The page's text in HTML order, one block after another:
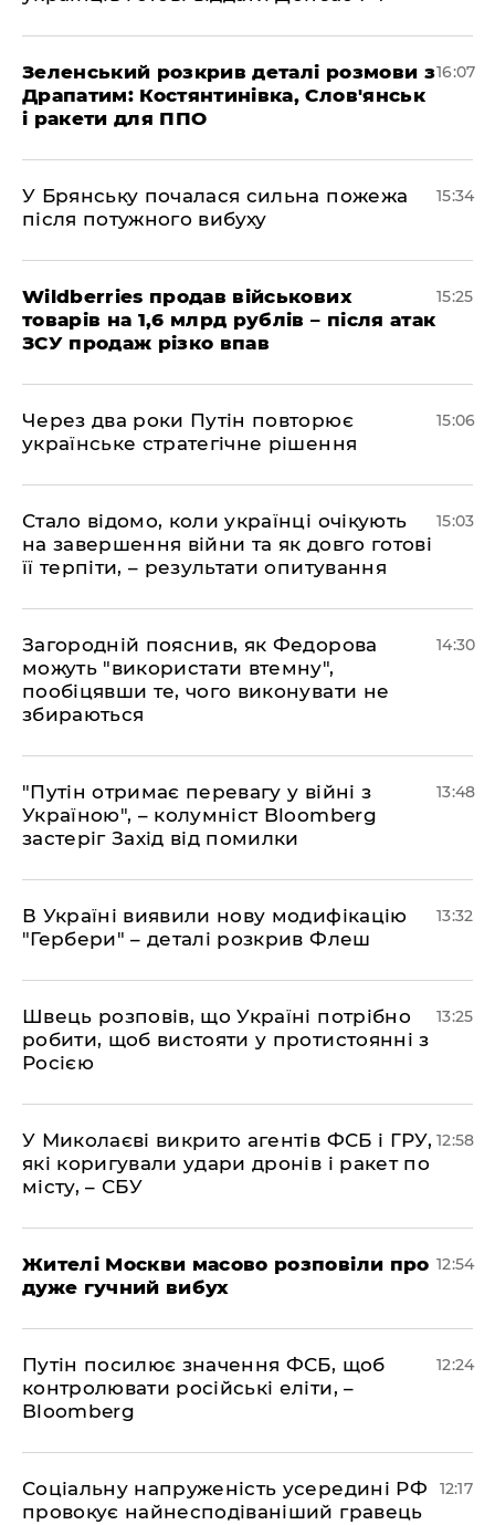
Зеленський розкрив деталі розмови з
Драпатим: Костянтинівка, Слов'янськ
і ракети для ППО
16:07
У Брянську почалася сильна пожежа
після потужного вибуху
15:34
Wildberries продав військових
товарів на 1,6 млрд рублів – після атак
ЗСУ продаж різко впав
15:25
Через два роки Путін повторює
українське стратегічне рішення
15:06
Стало відомо, коли українці очікують
на завершення війни та як довго готові
її терпіти, – результати опитування
15:03
Загородній пояснив, як Федорова
можуть "використати втемну",
пообіцявши те, чого виконувати не
збираються
14:30
"Путін отримає перевагу у війні з
Україною", – колумніст Bloomberg
застеріг Захід від помилки
13:48
В Україні виявили нову модифікацію
"Гербери" – деталі розкрив Флеш
13:32
Швець розповів, що Україні потрібно
робити, щоб вистояти у протистоянні з
Росією
13:25
У Миколаєві викрито агентів ФСБ і ГРУ,
які коригували удари дронів і ракет по
місту, – СБУ
12:58
Жителі Москви масово розповіли про
дуже гучний вибух
12:54
Путін посилює значення ФСБ, щоб
контролювати російські еліти, –
Bloomberg
12:24
Соціальну напруженість усередині РФ
провокує найнесподіваніший гравець
12:17